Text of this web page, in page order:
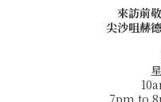
來訪前
尖沙咀赫
7pm to